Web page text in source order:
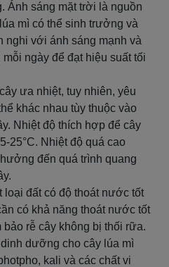
Ánh sáng mặt trời là nguồn
mì có thể sinh trưởng và
nghi với ánh sáng mạnh và
ngày để đạt hiệu suất tối
ưa nhiệt, tuy nhiên, yêu
khác nhau tùy thuộc vào
Nhiệt độ thích hợp để cây
25°C. Nhiệt độ quá cao
đến quá trình quang
loại đất có độ thoát nước tốt
có khả năng thoát nước tốt
rễ cây không bị thối rữa.
dưỡng cho cây lúa mì
kali và các chất vi